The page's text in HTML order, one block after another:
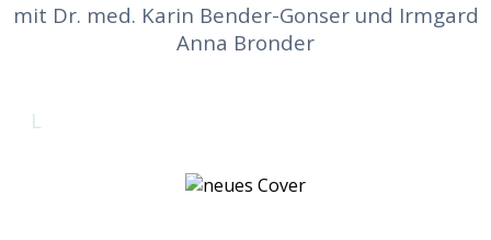
mit Dr. med. Karin Bender-Gonser und Irmgard
Anna Bronder
L